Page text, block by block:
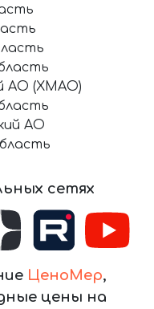
сетях
ЦеноМер,
цены на
АО (ХМАО)
АО